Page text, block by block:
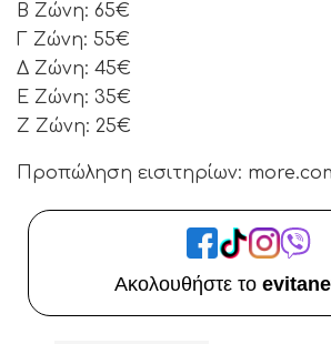
Β Ζώνη: 65€
Γ Ζώνη: 55€
Δ Ζώνη: 45€
Ε Ζώνη: 35€
Ζ Ζώνη: 25€
Προπώληση εισιτηρίων:
Ακολουθήστε το